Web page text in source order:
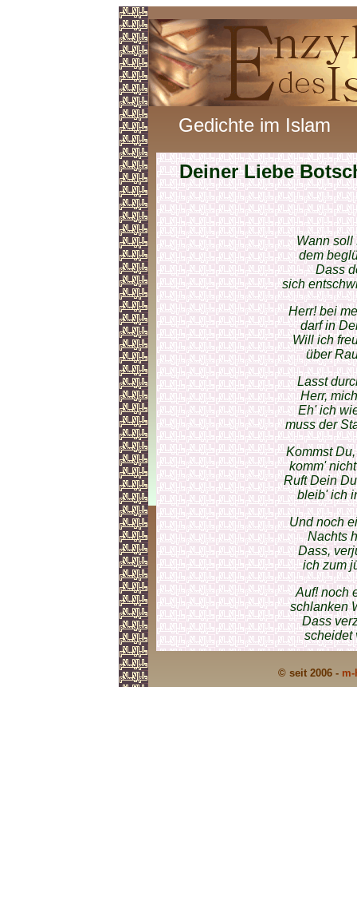
Gedichte im Islam
Deiner Liebe
Wann soll
dem
Dass
sich
Herr! bei
darf in
Will ich
über
Lasst
Herr,
Eh' ich
muss der
Kommst
komm'
Ruft Dein
bleib' ich
Und noch
Nachts
Dass,
ich zum
Auf! noch
schlanken
Dass
scheidet
© seit 2006 -